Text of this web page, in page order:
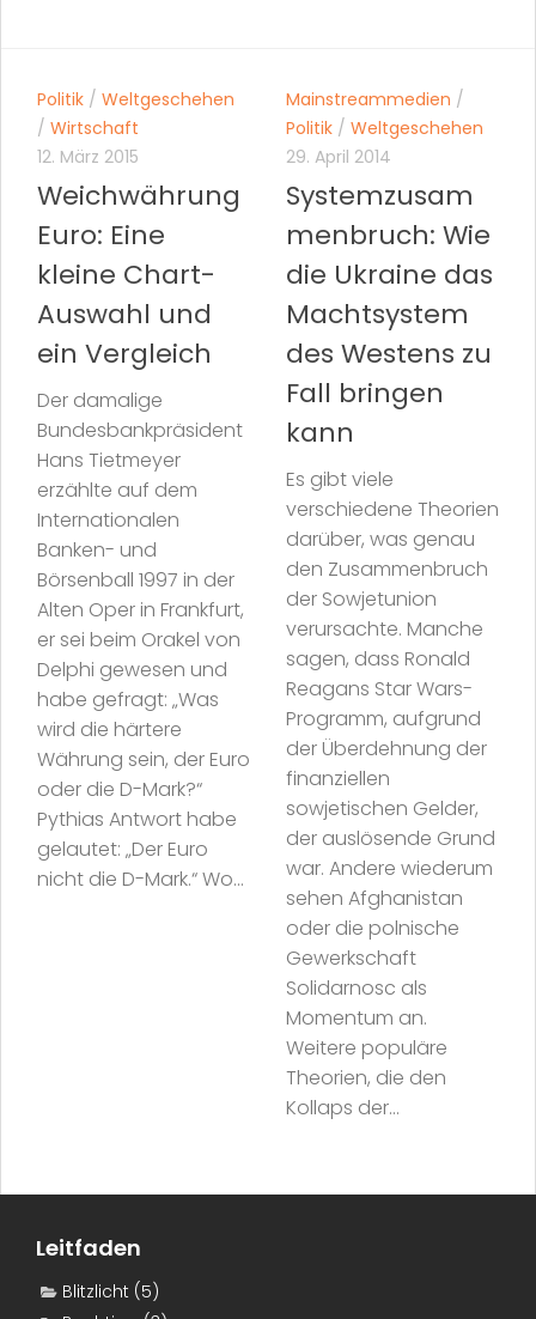
Politik / Weltgeschehen
/ Wirtschaft
12. März 2015
Weichwährung
Euro: Eine
kleine Chart-
Auswahl und
ein Vergleich
Der damalige
Bundesbankpräsident
Hans Tietmeyer
erzählte auf dem
Internationalen
Banken- und
Börsenball 1997 in der
Alten Oper in Frankfurt,
er sei beim Orakel von
Delphi gewesen und
habe gefragt: „Was
wird die härtere
Währung sein, der Euro
oder die D-Mark?“
Pythias Antwort habe
gelautet: „Der Euro
nicht die D-Mark.“ Wo...
Mainstreammedien /
Politik / Weltgeschehen
29. April 2014
Systemzusam
menbruch: Wie
die Ukraine das
Machtsystem
des Westens zu
Fall bringen
kann
Es gibt viele
verschiedene Theorien
darüber, was genau
den Zusammenbruch
der Sowjetunion
verursachte. Manche
sagen, dass Ronald
Reagans Star Wars-
Programm, aufgrund
der Überdehnung der
finanziellen
sowjetischen Gelder,
der auslösende Grund
war. Andere wiederum
sehen Afghanistan
oder die polnische
Gewerkschaft
Solidarnosc als
Momentum an.
Weitere populäre
Theorien, die den
Kollaps der...
Leitfaden
Blitzlicht (5)